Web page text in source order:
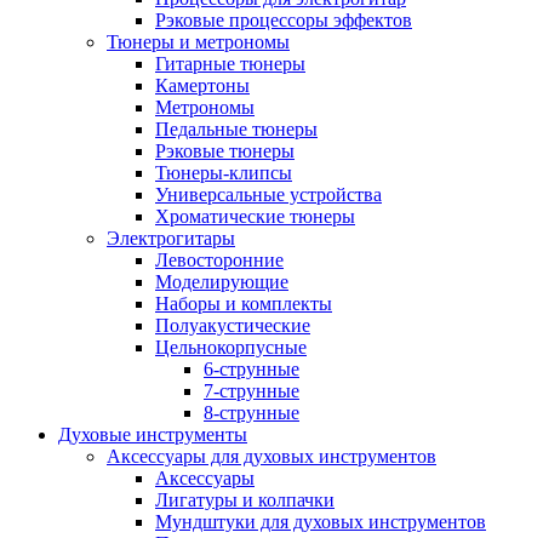
Рэковые процессоры эффектов
Тюнеры и метрономы
Гитарные тюнеры
Камертоны
Метрономы
Педальные тюнеры
Рэковые тюнеры
Тюнеры-клипсы
Универсальные устройства
Хроматические тюнеры
Электрогитары
Левосторонние
Моделирующие
Наборы и комплекты
Полуакустические
Цельнокорпусные
6-струнные
7-струнные
8-струнные
Духовые инструменты
Аксессуары для духовых инструментов
Аксессуары
Лигатуры и колпачки
Мундштуки для духовых инструментов